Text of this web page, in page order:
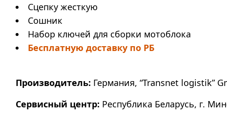
Сцепку жесткую
Сошник
Набор ключей для сборки мотоблока
Бесплатную доставку по РБ
Производитель: Германия, “Transnet logistik”
Сервисный центр: Республика Беларусь, г.